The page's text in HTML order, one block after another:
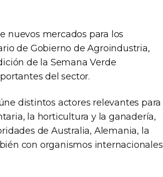
nuevos mercados para los
de Gobierno de Agroindustria,
de la Semana Verde
del sector.
distintos actores relevantes para
la horticultura y la ganadería,
de Australia, Alemania, la
con organismos internacionales